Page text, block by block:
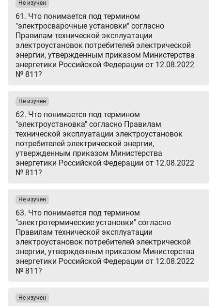
61. Что понимается под термином
"электросварочные установки" согласно
Правилам технической эксплуатации
электроустановок потребителей электрической
энергии, утвержденным приказом Министерства
энергетики Российской Федерации от 12.08.2022
№ 811?
Не изучен
62. Что понимается под термином
"электроустановка" согласно Правилам
технической эксплуатации электроустановок
потребителей электрической энергии,
утвержденным приказом Министерства
энергетики Российской Федерации от 12.08.2022
№ 811?
Не изучен
63. Что понимается под термином
"электротермические установки" согласно
Правилам технической эксплуатации
электроустановок потребителей электрической
энергии, утвержденным приказом Министерства
энергетики Российской Федерации от 12.08.2022
№ 811?
Не изучен
Не изучен